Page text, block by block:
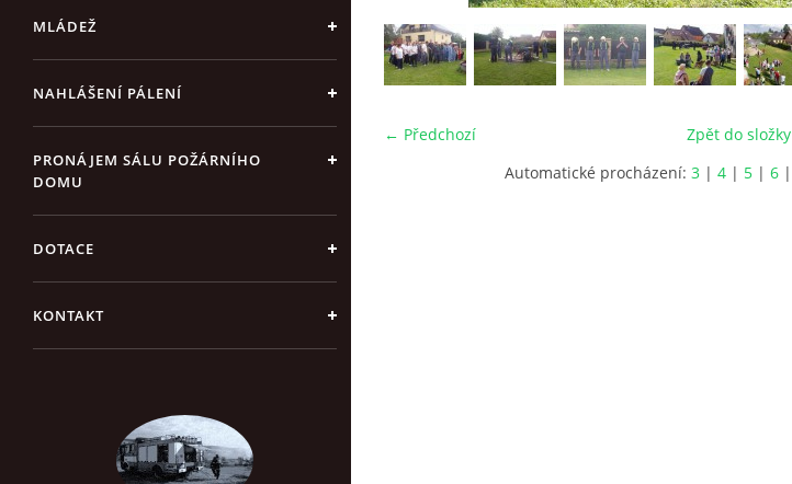
MLÁDEŽ
NAHLÁŠENÍ PÁLENÍ
PRONÁJEM SÁLU POŽÁRNÍHO
DOMU
DOTACE
KONTAKT
← Předchozí
Zpět do složky
Automatické procházení: 3 | 4 | 5 | 6 |